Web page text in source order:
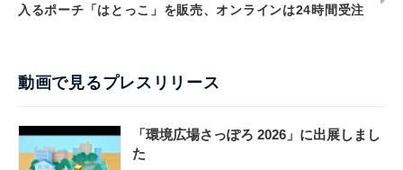
入るポーチ「はとっこ」を販売、オンラインは24時間受注
動画で見るプレスリリース
「環境広場さっぽろ 2026」に出展しまし
た